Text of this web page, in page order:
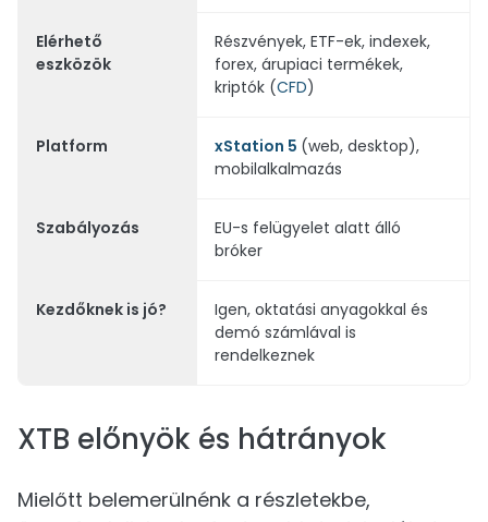
Elérhető
eszközök
Részvények, ETF-ek, indexek,
forex, árupiaci termékek,
kriptók (CFD)
Platform xStation 5 (web, desktop),
mobilalkalmazás
Szabályozás
EU-s felügyelet alatt álló
bróker
Kezdőknek is jó?
Igen, oktatási anyagokkal és
demó számlával is
rendelkeznek
XTB előnyök és hátrányok
Mielőtt belemerülnénk a részletekbe,